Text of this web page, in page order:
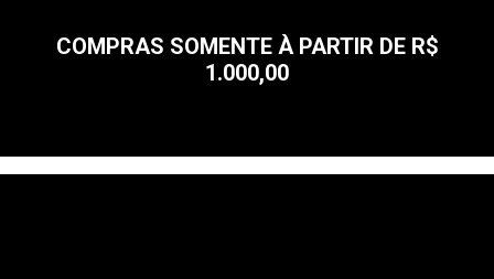
COMPRAS SOMENTE À PARTIR DE R$
1.000,00